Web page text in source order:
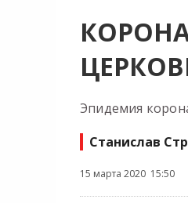
Эпидемия
Станислав
15 марта 2020 15:50